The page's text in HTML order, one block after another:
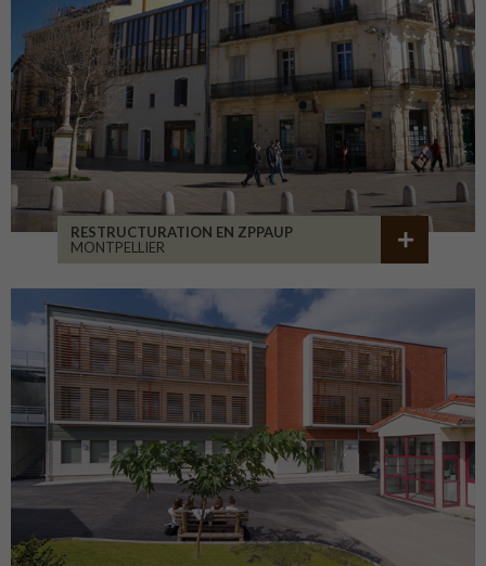
RESTRUCTURATION EN ZPPAUP
MONTPELLIER